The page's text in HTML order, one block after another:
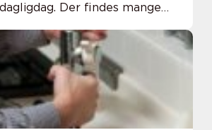
Der findes mange